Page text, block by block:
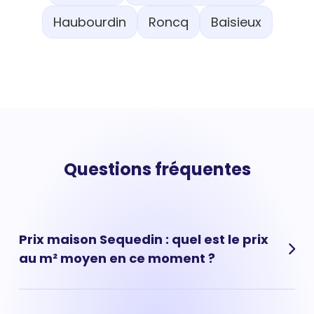
Haubourdin Roncq Baisieux
Questions fréquentes
Prix maison Sequedin : quel est le prix
au m² moyen en ce moment ?